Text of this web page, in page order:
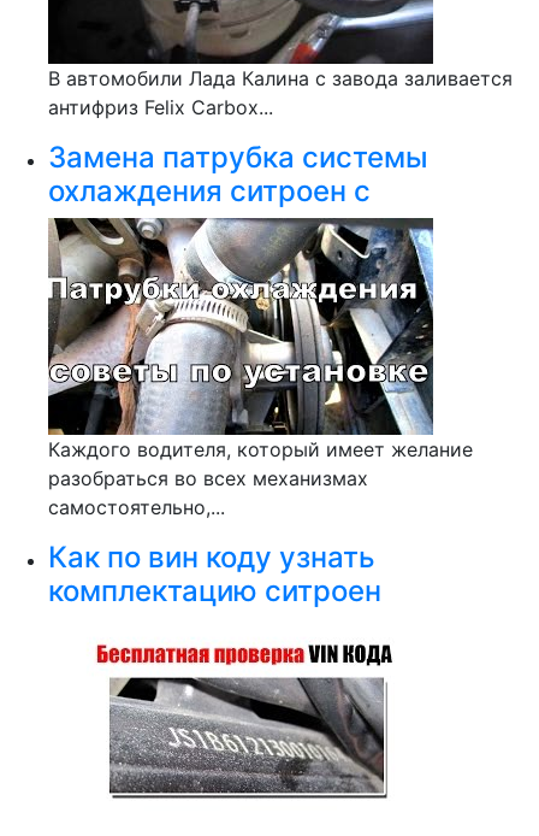
В автомобили Лада Калина с завода заливается
антифриз Felix Carbox...
Замена патрубка системы
охлаждения ситроен с
Каждого водителя, который имеет желание
разобраться во всех механизмах
самостоятельно,...
Как по вин коду узнать
комплектацию ситроен